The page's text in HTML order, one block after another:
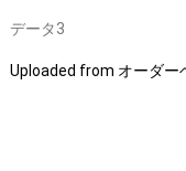
データ3
Uploaded from オーダー